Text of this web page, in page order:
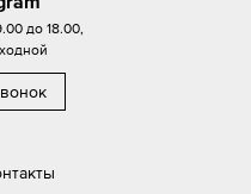
до 18.00,